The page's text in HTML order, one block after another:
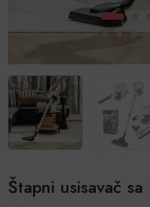
Štapni usisavač